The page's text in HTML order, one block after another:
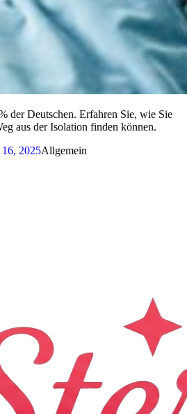
der Deutschen. Erfahren Sie, wie Sie
aus der Isolation finden können.
2025Posted in
Allgemein